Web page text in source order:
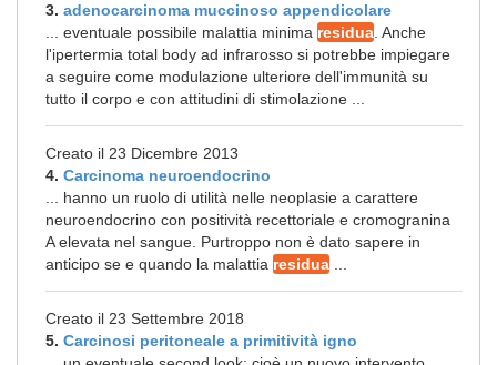
3. adenocarcinoma muccinoso appendicolare
... eventuale possibile malattia minima residua . Anche
l'ipertermia total body ad infrarosso si potrebbe impiegare
a seguire come modulazione ulteriore dell'immunità su
tutto il corpo e con attitudini di stimolazione ...
Creato il 23 Dicembre 2013
4. Carcinoma neuroendocrino
... hanno un ruolo di utilità nelle neoplasie a carattere
neuroendocrino con positività recettoriale e cromogranina
A elevata nel sangue. Purtroppo non è dato sapere in
anticipo se e quando la malattia residua
Creato il 23 Settembre 2018
5. Carcinosi peritoneale a primitività igno